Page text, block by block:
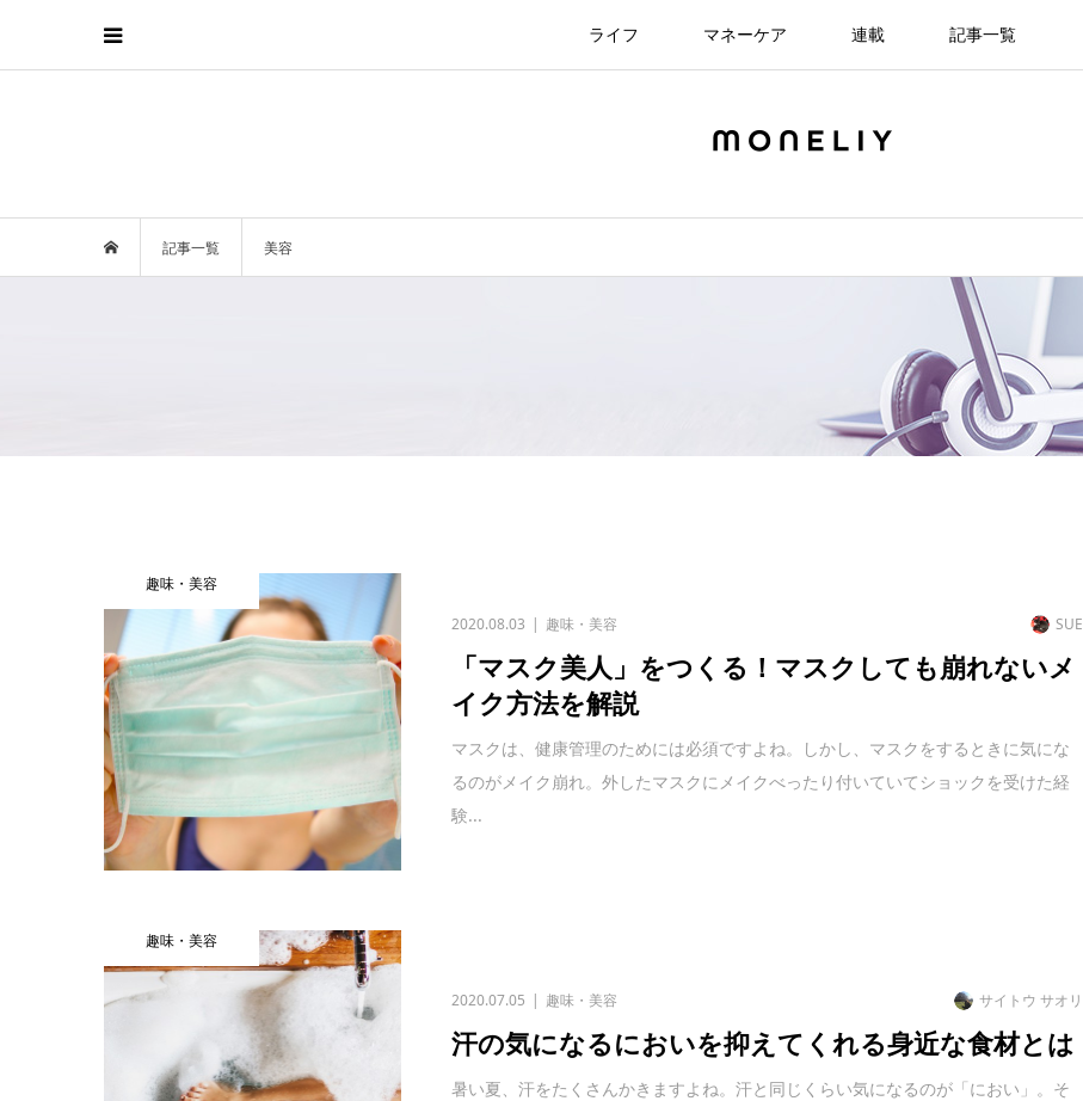
ライフ マネーケア 連載 記事一覧
記事一覧 美容
趣味・美容
2020.08.03 趣味・美容 SUE
「マスク美人」をつくる！マスクしても崩れないメ
イク方法を解説
マスクは、健康管理のためには必須ですよね。しかし、マスクをするときに気にな
るのがメイク崩れ。外したマスクにメイクべったり付いていてショックを受けた経
験...
趣味・美容
2020.07.05 趣味・美容 サイトウ サオリ
汗の気になるにおいを抑えてくれる身近な食材とは
暑い夏、汗をたくさんかきますよね。汗と同じくらい気になるのが「におい」。そ